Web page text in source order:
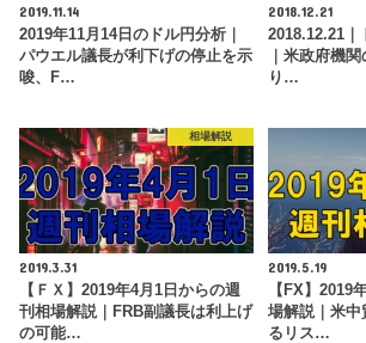
2019.11.14
2019年11月14日のドル円分析｜
パウエル議長が利下げの停止を示
唆、F…
2018.12.21
2018.12.21｜
｜米政府機
り…
相場解説
2019.3.31
【ＦＸ】2019年4月1日からの週
刊相場解説｜FRB副議長は利上げ
の可能…
2019.5.19
【FX】2019
場解説｜米中
るリス…